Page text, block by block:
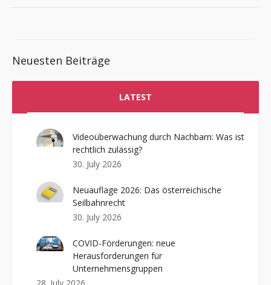
Neuesten Beiträge
LATEST
Videoüberwachung durch Nachbarn: Was ist
rechtlich zulässig?
30. July 2026
Neuauflage 2026: Das österreichische
Seilbahnrecht
30. July 2026
COVID-Förderungen: neue
Herausforderungen für
Unternehmensgruppen